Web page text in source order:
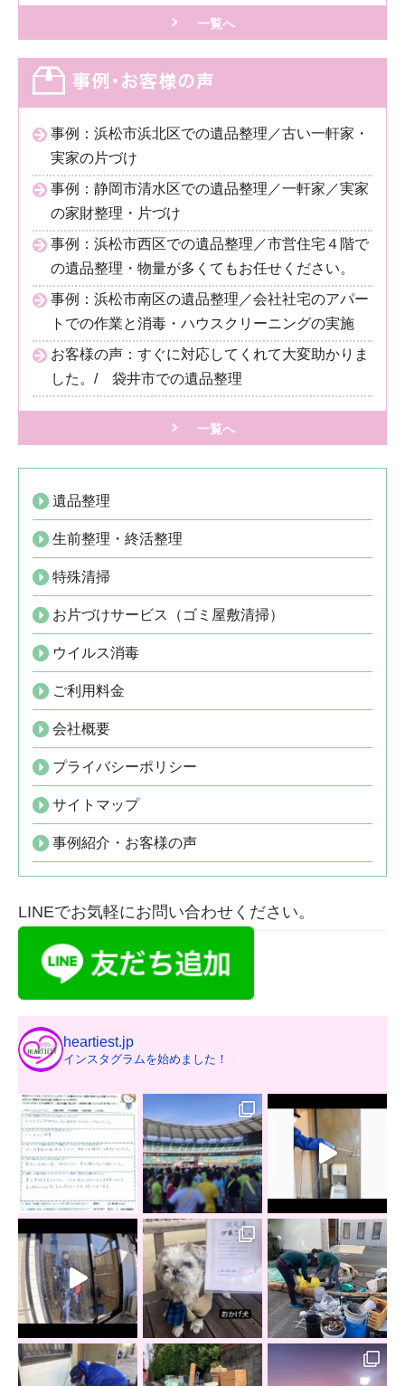
一覧へ
事例：浜松市浜北区での遺品整理／古い一軒家・
実家の片づけ
事例：静岡市清水区での遺品整理／一軒家／実家
の家財整理・片づけ
事例：浜松市西区での遺品整理／市営住宅４階で
の遺品整理・物量が多くてもお任せください。
事例：浜松市南区の遺品整理／会社社宅のアパー
トでの作業と消毒・ハウスクリーニングの実施
お客様の声：すぐに対応してくれて大変助かりま
した。/ 袋井市での遺品整理
一覧へ
遺品整理
生前整理・終活整理
特殊清掃
お片づけサービス（ゴミ屋敷清掃）
ウイルス消毒
ご利用料金
会社概要
プライバシーポリシー
サイトマップ
事例紹介・お客様の声
LINEでお気軽にお問い合わせください。
heartiest.jp
インスタグラムを始めました！